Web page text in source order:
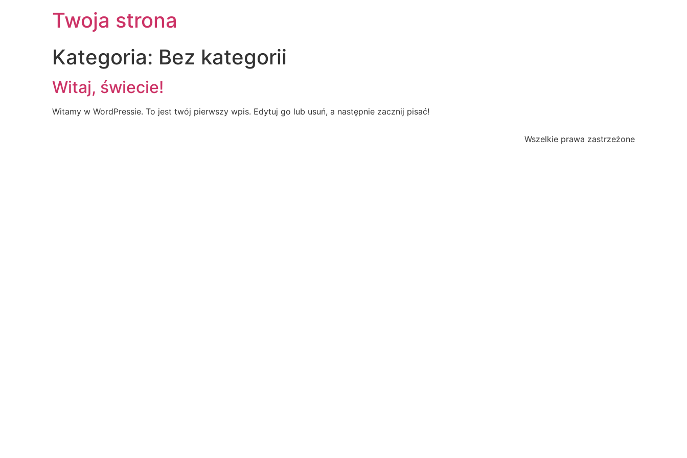
Twoja strona
Kategoria: Bez kategorii
Witaj, świecie!
Witamy w WordPressie. To jest twój pierwszy wpis. Edytuj go lub usuń, a następnie zacznij pisać!
Wszelkie prawa zastrzeżone